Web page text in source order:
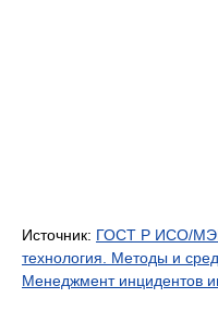
Источник: ГОСТ Р ИСО/
технология. Методы и
Менеджмент инцидентов